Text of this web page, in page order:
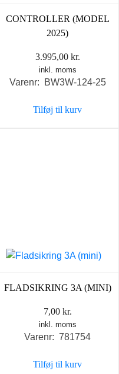
CONTROLLER (MODEL
2025)
3.995,00 kr.
inkl. moms
Varenr: BW3W-124-25
Tilføj til kurv
FLADSIKRING 3A (MINI)
7,00 kr.
inkl. moms
Varenr: 781754
Tilføj til kurv